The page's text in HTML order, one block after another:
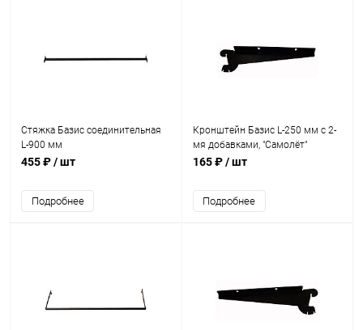
Стяжка Базис соединительная
L-900 мм
455 ₽/ шт
Подробнее
Кронштейн Базис L-250 мм с 2-
мя добавками, "Самолёт"
165 ₽/ шт
Подробнее